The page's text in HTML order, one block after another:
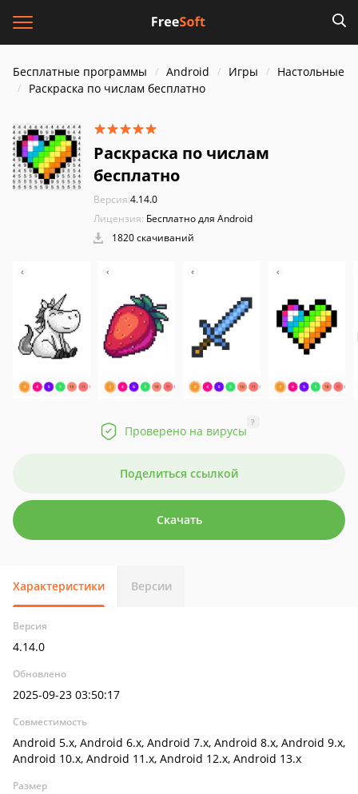
Бесплатные программы Android Игры
Настольные
Раскраска по числам бесплатно
Раскраска по числам
бесплатно
Версия:4.14.0
Лицензия: Бесплатно для Android
1820 скачиваний
Проверено на вирусы
?
Поделиться ссылкой
Скачать
Характеристики Версии
Версия
4.14.0
Обновлено
2025-09-23 03:50:17
Совместимость
Android 5.x, Android 6.x, Android 7.x, Android 8.x, Android 9.x,
Android 10.x, Android 11.x, Android 12.x, Android 13.x
Размер